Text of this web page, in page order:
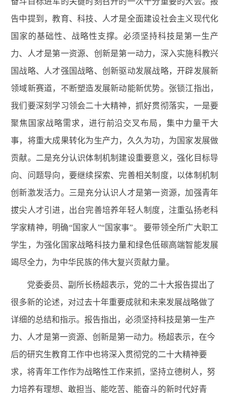
告中提到，教育、科技、人才是全面建设社会主义现代化
国家的基础性、战略性支撑。必须坚持科技是第一生产
力、人才是第一资源、创新是第一动力，深入实施科教兴
国战略、人才强国战略、创新驱动发展战略，开辟发展新
领域新赛道，不断塑造发展新动能新优势。张锁江指出，
我们要深刻学习领会二十大精神，抓好贯彻落实，一是要
聚焦国家战略需求，进行前沿交叉布局，集中力量干大
事，将重大成果转化为生产力，久久为功，为国家发展做
贡献。二是充分认识体制机制建设重要意义，强化目标导
向、问题导向，要继续探索、完善相关制度，以体制机制
创新激发活力。三是充分认识人才是第一资源，加强青年
拔尖人才引进，出台完善培养年轻人制度，注重弘扬老科
学家精神，明确“国家人”“国家事”。 要带领全所广大职工
学生， 为强化国家战略科技力量和绿色低碳高端智能发展
竭尽全力，为中华民族的伟大复兴贡献力量。
党委委员、副所长杨超表示，党的二十大报告提出了
很多新的论述，对过去十年重要成就和未来发展战略做了
详细的总结和指示。报告指出， 必须坚持科技是第一生产
力、人才是第一资源、创新是第一动力。杨超表示， 在今
后的研究生教育工作中也将深入贯彻党的二十大精神要
求，将青年工作作为战略性工作来抓，坚持立德树人，努
力培养有理想、敢担当、能吃苦、能奋斗的新时代好青